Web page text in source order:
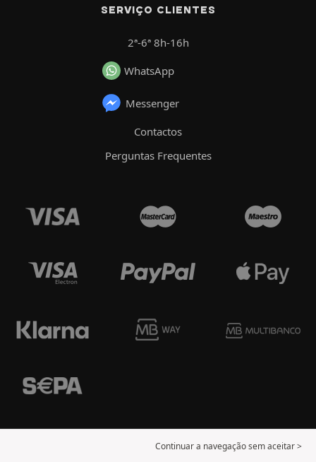
SERVIÇO CLIENTES
2ª-6ª 8h-16h
WhatsApp
Messenger
Contactos
Perguntas Frequentes
Continuar a navegação sem aceitar >